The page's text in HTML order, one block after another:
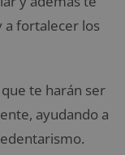
a fortalecer los
te harán ser
ayudando a